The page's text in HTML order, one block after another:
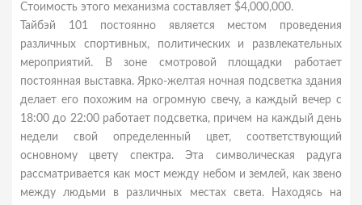
Стоимость этого механизма составляет $4,000,000.
Тайбэй 101 постоянно является местом проведения
различных спортивных, политических и развлекательных
мероприятий. В зоне смотровой площадки работает
постоянная выставка. Ярко-желтая ночная подсветка здания
делает его похожим на огромную свечу, а каждый вечер с
18:00 до 22:00 работает подсветка, причем на каждый день
недели свой определенный цвет, соответствующий
основному цвету спектра. Эта символическая радуга
рассматривается как мост между небом и землей, как звено
между людьми в различных местах света. Находясь на